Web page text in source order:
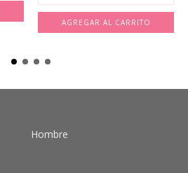
AGREGAR AL CARRITO
Hombre